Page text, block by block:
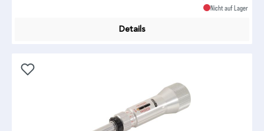
Nicht auf Lager
Details